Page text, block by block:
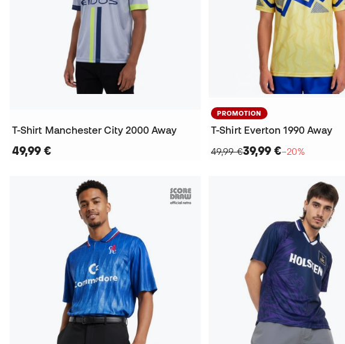
T-Shirt Manchester City 2000 Away
49,99 €
PROMOTION
T-Shirt Everton 1990 Away
49,99 €39,99 €−20%